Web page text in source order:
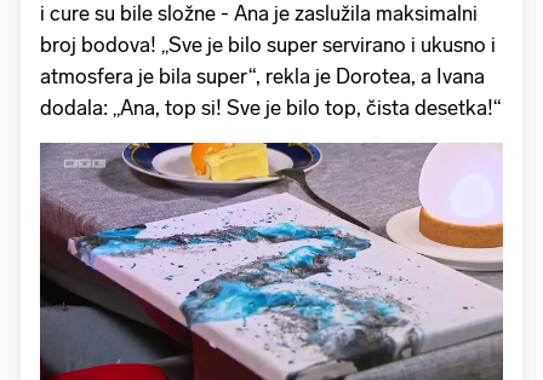
i cure su bile složne - Ana je zaslužila maksimalni
broj bodova! „Sve je bilo super servirano i ukusno i
atmosfera je bila super“, rekla je Dorotea, a Ivana
dodala: „Ana, top si! Sve je bilo top, čista desetka!“